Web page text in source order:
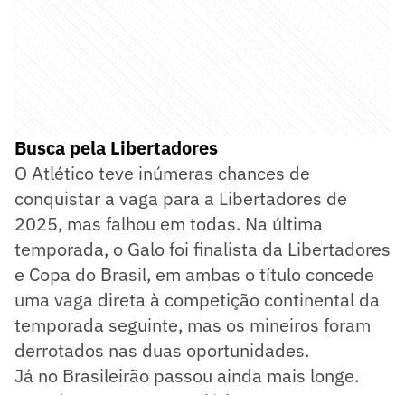
Busca pela Libertadores
O Atlético teve inúmeras chances de
conquistar a vaga para a Libertadores de
2025, mas falhou em todas. Na última
temporada, o Galo foi finalista da Libertadores
e Copa do Brasil, em ambas o título concede
uma vaga direta à competição continental da
temporada seguinte, mas os mineiros foram
derrotados nas duas oportunidades.
Já no Brasileirão passou ainda mais longe.